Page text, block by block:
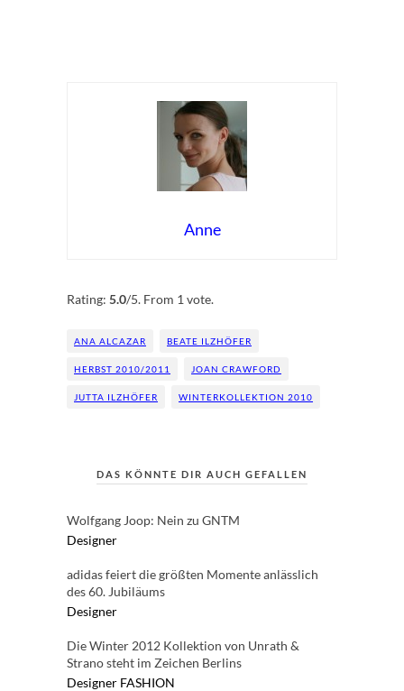
Anne
Rating: 5.0/5. From 1 vote.
ANA ALCAZAR BEATE ILZHÖFER
HERBST 2010/2011 JOAN CRAWFORD
JUTTA ILZHÖFER WINTERKOLLEKTION 2010
DAS KÖNNTE DIR AUCH GEFALLEN
Wolfgang Joop: Nein zu GNTM
Designer
adidas feiert die größten Momente anlässlich
des 60. Jubiläums
Designer
Die Winter 2012 Kollektion von Unrath &
Strano steht im Zeichen Berlins
Designer FASHION